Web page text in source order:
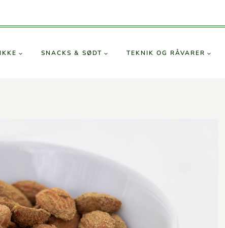
SNACKS & SØDT TEKNIK OG RÅVARER